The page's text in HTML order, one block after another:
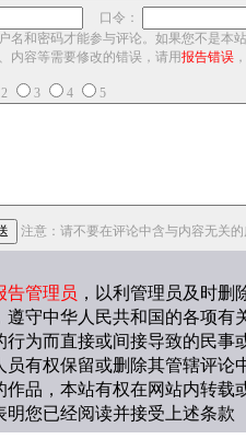
口令：
名和密码才能参与评论。如果您不是本
内容等需要修改的错误，请用报告错误
2 3 4 5
注意：请不要在评论中含与内容无关
告管理员 ，以利管理员及时删
遵守中华人民共和国的各项有
行为而直接或间接导致的民事
员有权保留或删除其管辖评论
作品，本站有权在网站内转载
明您已经阅读并接受上述条款